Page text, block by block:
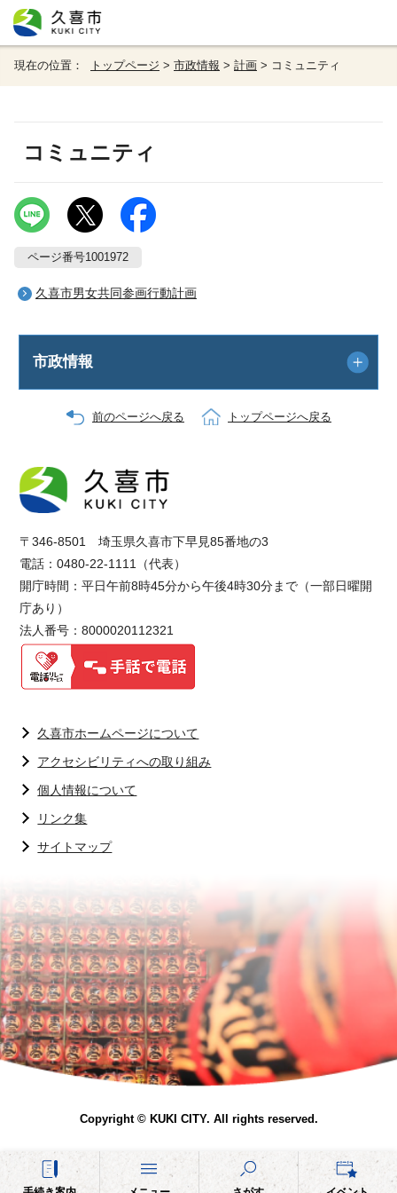
現在の位置： トップページ > 市政情報 > 計画 > コミュニティ
コミュニティ
ページ番号1001972
久喜市男女共同参画行動計画
市政情報
前のページへ戻る トップページへ戻る
〒346-8501 埼玉県久喜市下早見85番地の3
電話：0480-22-1111（代表）
開庁時間：平日午前8時45分から午後4時30分まで（一部日曜開
庁あり）
法人番号：8000020112321
久喜市ホームページについて
アクセシビリティへの取り組み
個人情報について
リンク集
サイトマップ
Copyright © KUKI CITY. All rights reserved.